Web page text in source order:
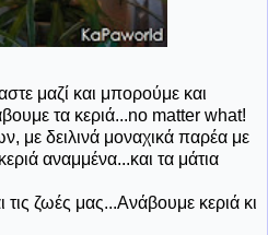
μαζί και μπορούμε και
τα κεριά...no matter what!
με δειλινά μοναχικά παρέα με
αναμμένα...και τα μάτια
τις ζωές μας...Ανάβουμε κεριά κι